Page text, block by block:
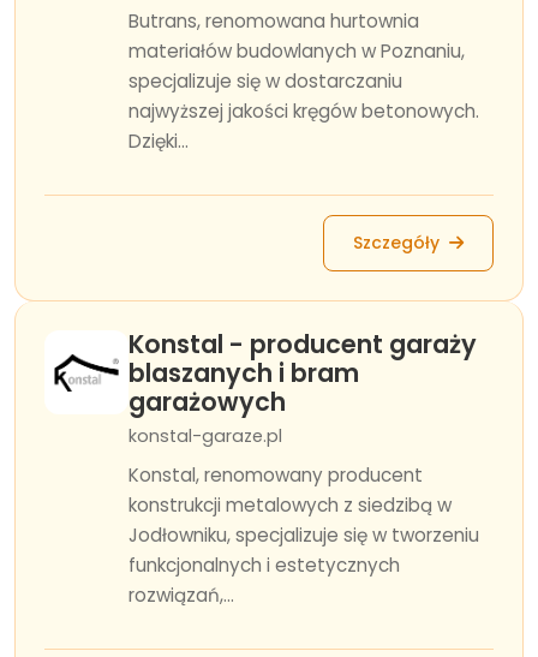
Butrans, renomowana hurtownia
materiałów budowlanych w Poznaniu,
specjalizuje się w dostarczaniu
najwyższej jakości kręgów betonowych.
Dzięki...
Szczegóły
Konstal - producent garaży
blaszanych i bram
garażowych
konstal-garaze.pl
Konstal, renomowany producent
konstrukcji metalowych z siedzibą w
Jodłowniku, specjalizuje się w tworzeniu
funkcjonalnych i estetycznych
rozwiązań,...